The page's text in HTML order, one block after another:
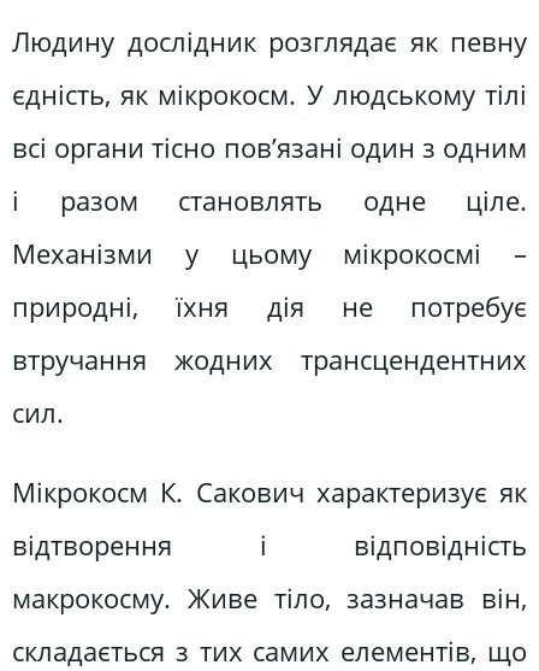
Людину дослідник розглядає як певну
єдність, як мікрокосм. У людському тілі
всі органи тісно пов’язані один з одним
і разом становлять одне ціле.
Механізми у цьому мікрокосмі –
природні, їхня дія не потребує
втручання жодних трансцендентних
сил.
Мікрокосм К. Сакович характеризує як
відтворення і відповідність
макрокосму. Живе тіло, зазначав він,
складається з тих самих елементів, що